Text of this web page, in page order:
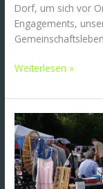
Dorf, um sich vor
Engagements,
Weiterlesen »
Premiere
geglückt:
Flohmarkt
in
Reisbach